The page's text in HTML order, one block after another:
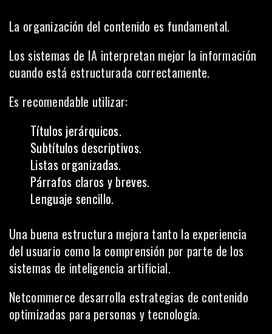
La organización del contenido es fundamental.
Los sistemas de IA interpretan mejor la información
cuando está estructurada correctamente.
Es recomendable utilizar:
Títulos jerárquicos.
Subtítulos descriptivos.
Listas organizadas.
Párrafos claros y breves.
Lenguaje sencillo.
Una buena estructura mejora tanto la experiencia
del usuario como la comprensión por parte de los
sistemas de inteligencia artificial.
Netcommerce desarrolla estrategias de contenido
optimizadas para personas y tecnología.